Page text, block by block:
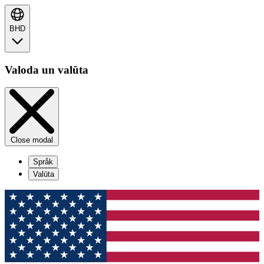
BHD
Valoda un valūta
Close modal
Språk
Valūta